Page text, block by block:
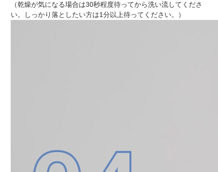
（乾燥が気になる場合は30秒程度待ってから洗い流してくださ
い。しっかり落としたい方は1分以上待ってください。）